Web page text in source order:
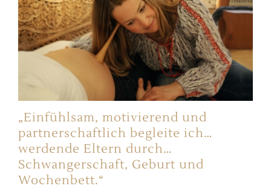
„Einfühlsam, motivierend und
partnerschaftlich begleite ich…
werdende Eltern durch…
Schwangerschaft, Geburt und
Wochenbett.“